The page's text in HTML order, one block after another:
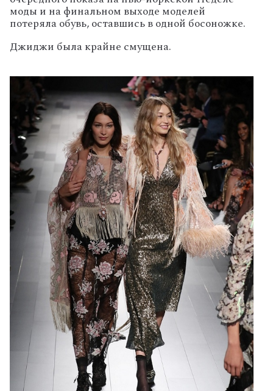
моды и на финальном выходе моделей
потеряла обувь, оставшись в одной босоножке.
Джиджи была крайне смущена.